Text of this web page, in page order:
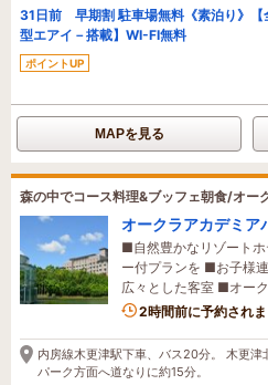
31日前 早期割 駐車場無料《素泊り》【
型エアイ－搭載】WI-FI無料
ポイントUP
MAPを見る
森の中でコース料理&ブッフェ朝食/オー
オークラアカデミア
■自然豊かなリゾート
ー付プランを ■お子様
広々とした客室 ■オー
4名がこの宿を見て
2時間前に予約され
内房線木更津駅下車、バス20分。 木更
パーク方面へ道なりに約15分。